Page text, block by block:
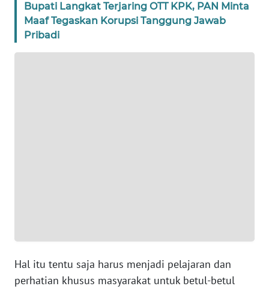
Bupati Langkat Terjaring OTT KPK, PAN Minta
Maaf Tegaskan Korupsi Tanggung Jawab
Pribadi
Hal itu tentu saja harus menjadi pelajaran dan
perhatian khusus masyarakat untuk betul-betul
WN
JABAR
WN
PAPUA
BARAT